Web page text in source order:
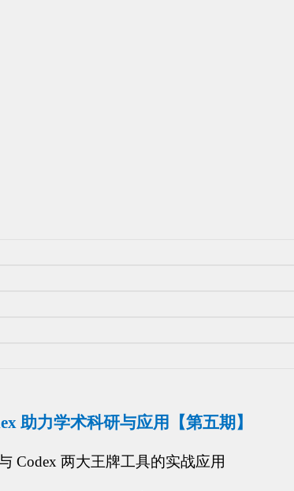
助力学术科研与应用【第五期】
Codex 两大王牌工具的实战应用